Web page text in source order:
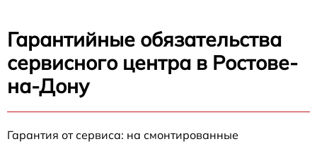
Гарантийные обязательства
сервисного центра в Ростове-
на-Дону
Гарантия от сервиса: на смонтированные